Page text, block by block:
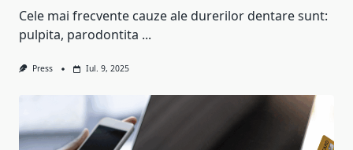
Cele mai frecvente cauze ale durerilor dentare sunt:
pulpita, parodontita ...
Press Iul. 9, 2025